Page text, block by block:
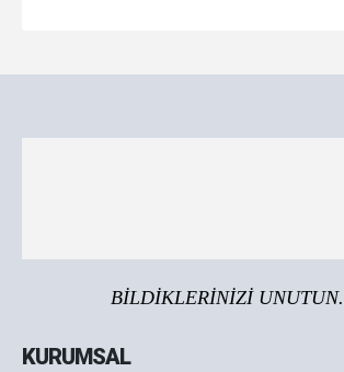
BİLDİKLERİNİZİ
KURUMSAL